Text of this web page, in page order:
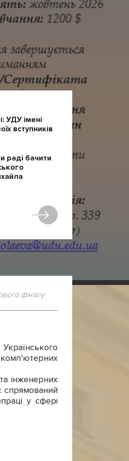
УДУ імені
вступників
раді бачити
фіналу
інженерних
спрямований
у сфері